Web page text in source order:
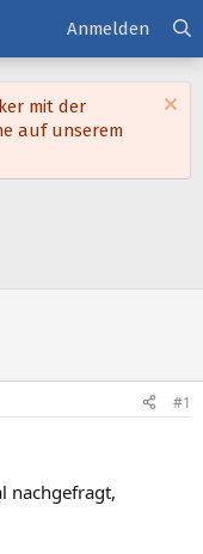
Anmelden
mit der
auf unserem
#1
nachgefragt,